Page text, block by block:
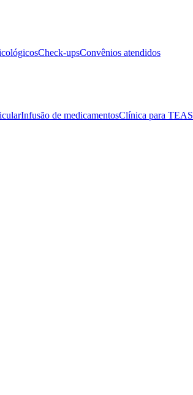
Check-upsConvênios atendidos
Infusão de medicamentosClínica para TEA